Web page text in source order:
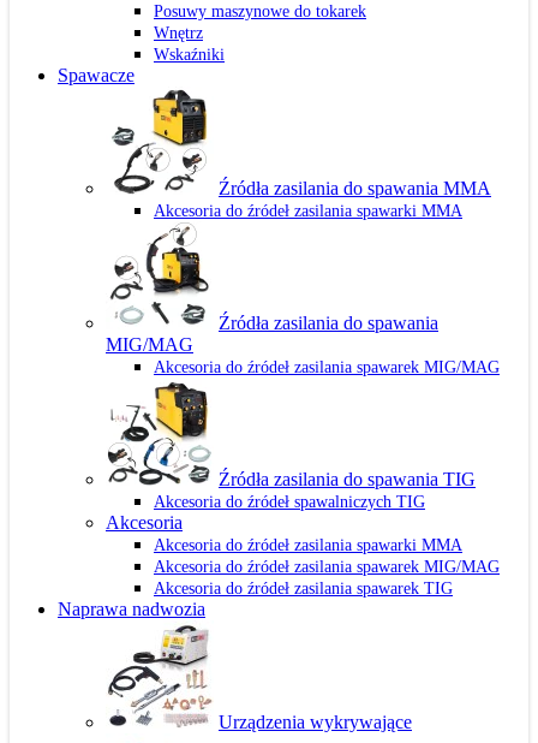
Posuwy maszynowe do tokarek
Wnętrz
Wskaźniki
Spawacze
Źródła zasilania do spawania MMA
Akcesoria do źródeł zasilania spawarki MMA
Źródła zasilania do spawania
MIG/MAG
Akcesoria do źródeł zasilania spawarek MIG/MAG
Źródła zasilania do spawania TIG
Akcesoria do źródeł spawalniczych TIG
Akcesoria
Akcesoria do źródeł zasilania spawarki MMA
Akcesoria do źródeł zasilania spawarek MIG/MAG
Akcesoria do źródeł zasilania spawarek TIG
Naprawa nadwozia
Urządzenia wykrywające